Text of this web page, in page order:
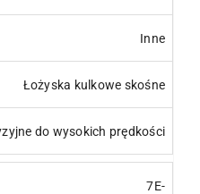
Inne
Łożyska kulkowe skośne
do wysokich prędkości
7E-